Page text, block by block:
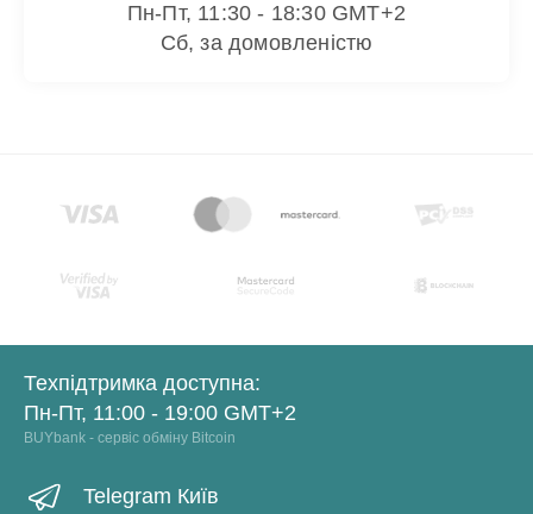
Пн-Пт, 11:30 - 18:30 GMT+2
Сб, за домовленістю
Техпідтримка доступна:
Пн-Пт, 11:00 - 19:00 GMT+2
BUYbank - сервіс обміну Bitcoin
Telegram Київ